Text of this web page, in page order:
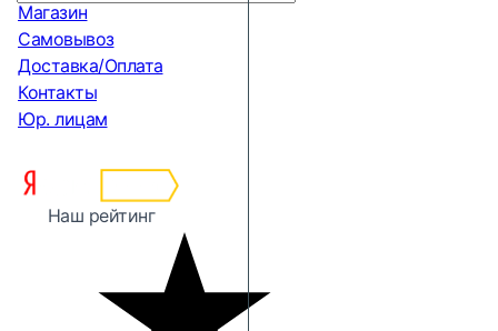
Магазин
Самовывоз
Доставка/Оплата
Контакты
Юр. лицам
Наш рейтинг